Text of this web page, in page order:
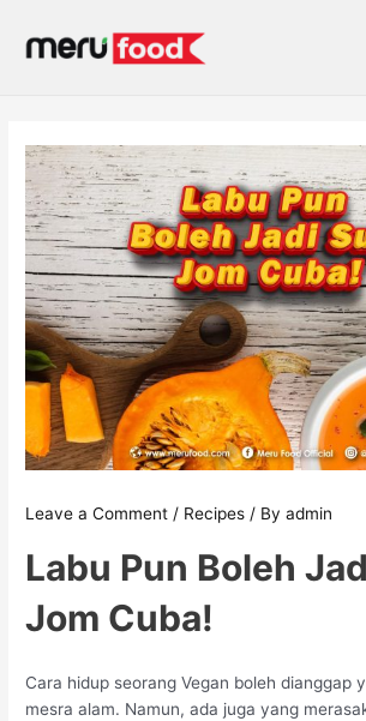
content
Leave a Comment / Recipes / Byadmin
Labu Pun Boleh
Jom Cuba!
Cara hidup seorang Vegan boleh dianggap
mesra alam. Namun, ada juga yang
navigation